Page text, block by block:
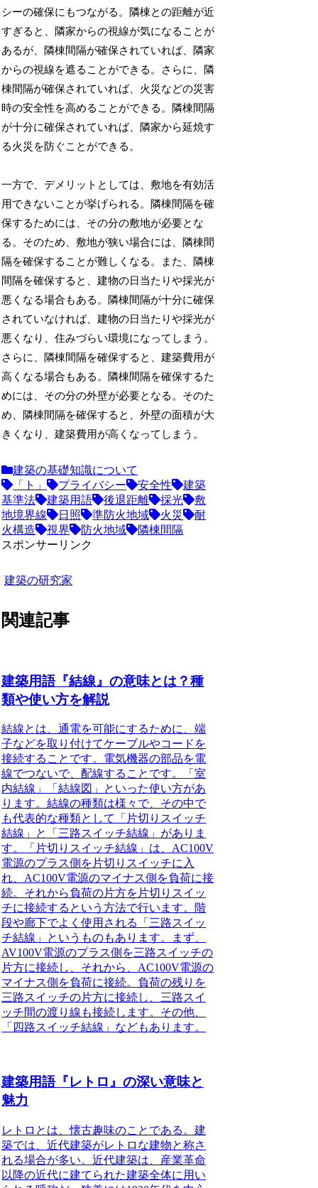
シーの確保にもつながる。隣棟との距離が近
すぎると、隣家からの視線が気になることが
あるが、隣棟間隔が確保されていれば、隣家
からの視線を遮ることができる。さらに、隣
棟間隔が確保されていれば、火災などの災害
時の安全性を高めることができる。隣棟間隔
が十分に確保されていれば、隣家から延焼す
る火災を防ぐことができる。
一方で、デメリットとしては、敷地を有効活
用できないことが挙げられる。隣棟間隔を確
保するためには、その分の敷地が必要とな
る。そのため、敷地が狭い場合には、隣棟間
隔を確保することが難しくなる。また、隣棟
間隔を確保すると、建物の日当たりや採光が
悪くなる場合もある。隣棟間隔が十分に確保
されていなければ、建物の日当たりや採光が
悪くなり、住みづらい環境になってしまう。
さらに、隣棟間隔を確保すると、建築費用が
高くなる場合もある。隣棟間隔を確保するた
めには、その分の外壁が必要となる。そのた
め、隣棟間隔を確保すると、外壁の面積が大
きくなり、建築費用が高くなってしまう。
建築の基礎知識について
「ト」
プライバシー 安全性
建築
基準法
建築用語 後退距離 採光
敷
地境界線
日照 準防火地域 火災
耐
火構造
視界 防火地域
隣棟間隔
スポンサーリンク
建築の研究家
関連記事
建築用語『結線』の意味とは？種
類や使い方を解説
結線とは、通電を可能にするために、端
子などを取り付けてケーブルやコードを
接続すること です。電気機器の部品を電
線でつないで、配線することです。
「室
内結線」「結線図」といった使い方があ
ります。結線の種類は様々で、その中で
も代表的な種類として「片切りスイッチ
結線」と「三路スイッチ結線」がありま
す。
「片切りスイッチ結線」は、AC100V
電源のプラス側を片切りスイッチに入
れ、AC100V電源のマイナス側を負荷に接
続。それから負荷の片方を片切りスイッ
チに接続するという方法で行います。階
段や廊下でよく使用される「三路スイッ
チ結線」というものもあります。まず、
AV100V電源のプラス側を三路スイッチの
片方に接続し、それから、AC100V電源の
マイナス側を負荷に接続。負荷の残りを
三路スイッチの片方に接続し、三路スイ
ッチ間の渡り線も接続します。その他、
「四路スイッチ結線」などもあります。
建築用語『レトロ』の深い意味と
魅力
レトロとは、懐古趣味のことである。建
築では、近代建築がレトロな建物と称さ
れる場合が多い。近代建築は、産業革命
以降の近代に建てられた建築全体に用い